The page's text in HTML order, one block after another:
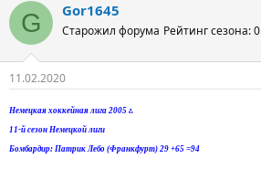
G Gor1645
Старожил форума Рейтинг сезона: 0
11.02.2020
Немецкая хоккейная лига 2005 г.
11-й сезон Немецкой лиги
Бомбардир: Патрик Лебо (Франкфурт) 29 +65 =94